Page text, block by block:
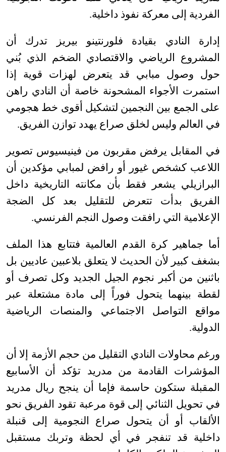
الفردية إلى معركة نفوذ داخلية.
إدارة النادي بقيادة فلورنتينو بيريز تدرك أن
المشروع الرياضي والاقتصادي الضخم الذي بُني
حول وصول مبابي قد يتعرض لهزات قوية إذا
استمرت الأجواء المشحونة خاصة أن النادي راهن
على الجمع بين النجمين لتشكيل أقوى خط هجومي
في العالم وليس لخلق صراع يهدد توازن الفريق.
في المقابل يرفض مقربون من فينيسيوس تصوير
اللاعب كشخص غيور أو رافض لمبابي مؤكدين أن
البرازيلي يشعر فقط بأن مكانته التاريخية داخل
الفريق بدأت تتعرض للتقليل بعد كل الضجة
الإعلامية التي رافقت وصول النجم الفرنسي.
أما جماهير كرة القدم العالمية فتتابع هذا الملف
بشغف كبير لأن الحديث لا يتعلق بلاعبين عاديين بل
باثنين من أكبر نجوم الجيل الجديد وكل تصرف أو
لقطة بينهما يتحول فوراً إلى مادة مشتعلة عبر
مواقع التواصل الاجتماعي والمنصات الرياضية
الدولية.
ورغم محاولات النادي التقليل من حجم الأزمة إلا أن
المؤشرات القادمة من مدريد تؤكد أن الأسابيع
المقبلة ستكون حاسمة فإما أن ينجح ريال مدريد
في تحويل الثنائي إلى قوة مرعبة تقود الفريق نحو
الألقاب أو أن يتحول صراع النجومية إلى قنبلة
داخلية قد تنفجر في أي لحظة وتربك مستقبل